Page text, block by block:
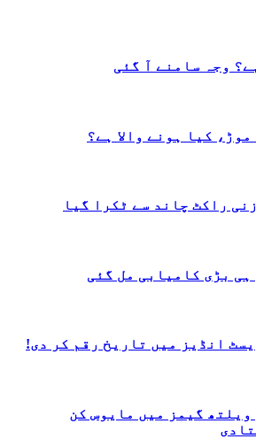
وجہ سامنے آ گئی
کیا ہونے والا ہے؟
بڑی کامیابی مل گئی
انڈیز میں تاریخ رقم کر دی!
ویلتھ گیمز میں مایوس کن